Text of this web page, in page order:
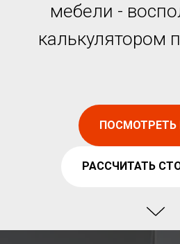
мебели -
калькулятором
ПОСМОТРЕТЬ
РАССЧИТАТЬ